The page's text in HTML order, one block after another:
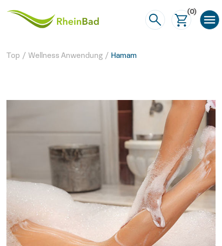
(0)
Top / Wellness Anwendung / Hamam